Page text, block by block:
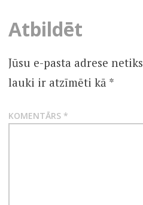
Atbildēt
Jūsu e-pasta adrese
lauki ir atzīmēti kā *
KOMENTĀRS *